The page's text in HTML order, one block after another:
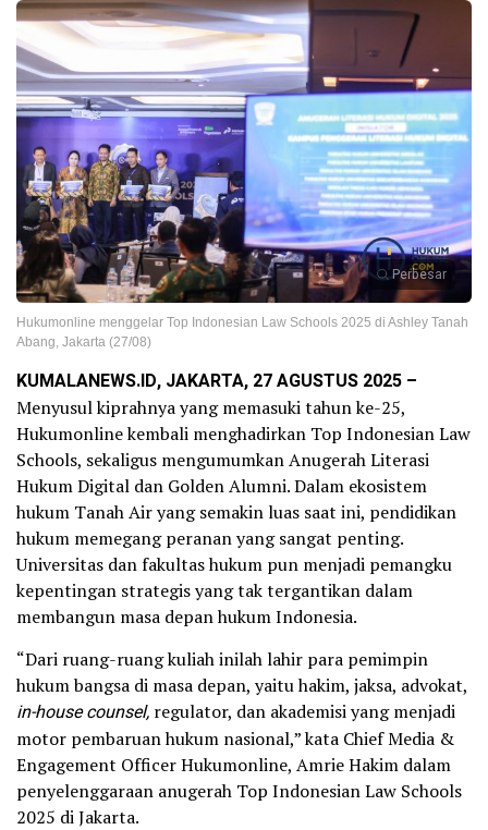
Perbesar
Hukumonline menggelar Top Indonesian Law Schools 2025 di Ashley Tanah
Abang, Jakarta (27/08)
KUMALANEWS.ID, JAKARTA, 27 AGUSTUS 2025 –
Menyusul kiprahnya yang memasuki tahun ke-25,
Hukumonline kembali menghadirkan Top Indonesian Law
Schools, sekaligus mengumumkan Anugerah Literasi
Hukum Digital dan Golden Alumni. Dalam ekosistem
hukum Tanah Air yang semakin luas saat ini, pendidikan
hukum memegang peranan yang sangat penting.
Universitas dan fakultas hukum pun menjadi pemangku
kepentingan strategis yang tak tergantikan dalam
membangun masa depan hukum Indonesia.
“Dari ruang-ruang kuliah inilah lahir para pemimpin
hukum bangsa di masa depan, yaitu hakim, jaksa, advokat,
in-house counsel, regulator, dan akademisi yang menjadi
motor pembaruan hukum nasional,” kata Chief Media &
Engagement Officer Hukumonline, Amrie Hakim dalam
penyelenggaraan anugerah Top Indonesian Law Schools
2025 di Jakarta.